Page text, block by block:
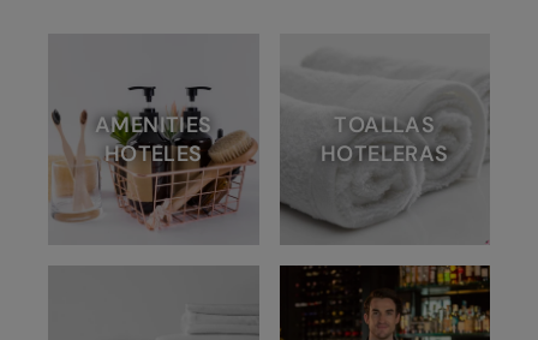
AMENITIES
HOTELES
TOALLAS
HOTELERAS